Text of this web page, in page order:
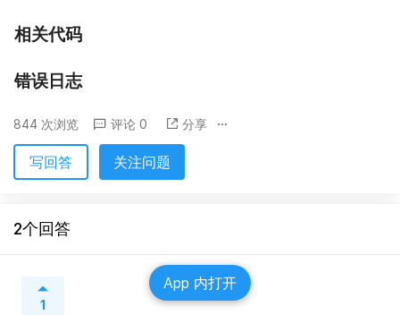
相关代码
错误日志
844 次浏览 评论 0 分享
写回答 关注问题
2个回答
1
App 内打开